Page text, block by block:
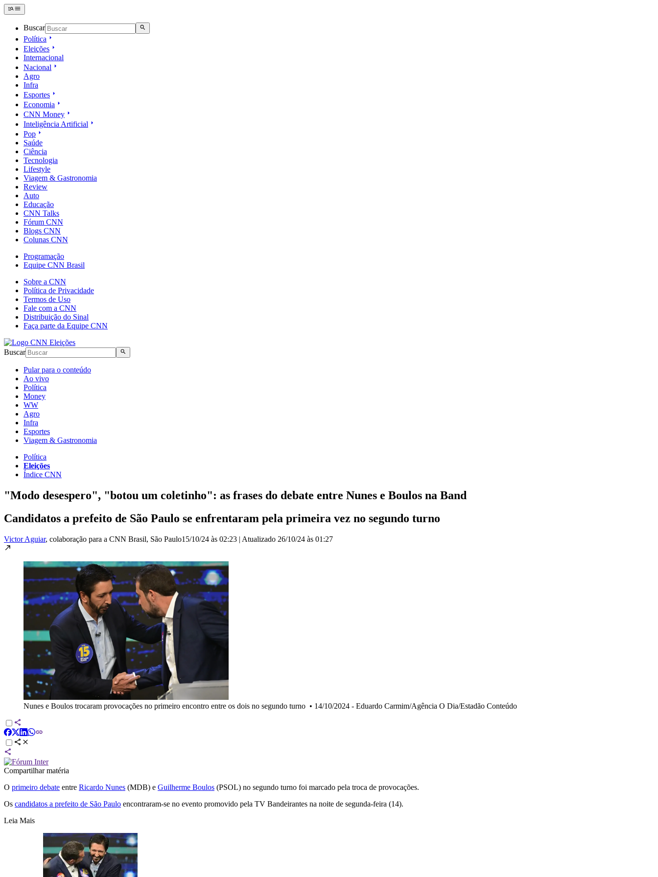
Buscar
Política
Eleições
Internacional
Nacional
Agro
Infra
Esportes
Economia
CNN Money
Inteligência Artificial
Pop
Saúde
Ciência
Tecnologia
Lifestyle
Viagem & Gastronomia
Review
Auto
Educação
CNN Talks
Fórum CNN
Blogs CNN
Colunas CNN
Programação
Equipe CNN Brasil
Sobre a CNN
Política de Privacidade
Termos de Uso
Fale com a CNN
Distribuição do Sinal
Faça parte da Equipe CNN
Buscar
Pular para o conteúdo
Ao vivo
Política
Money
WW
Agro
Infra
Esportes
Viagem & Gastronomia
Política
Eleições
Índice CNN
"Modo desespero", "botou um coletinho": as frases do debate entre Nunes e Boulos na Band
Candidatos a prefeito de São Paulo se enfrentaram pela primeira vez no segundo turno
Victor Aguiar, colaboração para a CNN Brasil, São Paulo15/10/24 às 02:23 | Atualizado 26/10/24 às 01:27
Nunes e Boulos trocaram provocações no primeiro encontro entre os dois no segundo turno • 14/10/2024 - Eduardo Carmim/Agência O Dia/Estadão Conteúdo
Compartilhar matéria
O primeiro debate entre Ricardo Nunes (MDB) e Guilherme Boulos (PSOL) no segundo turno foi marcado pela troca de provocações.
Os candidatos a prefeito de São Paulo encontraram-se no evento promovido pela TV Bandeirantes na noite de segunda-feira (14).
Leia Mais